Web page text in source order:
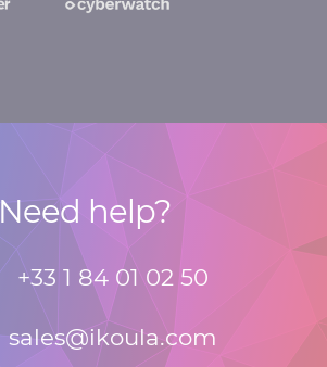
Need help?
+33 1 84 01 02 50
sales@ikoula.com